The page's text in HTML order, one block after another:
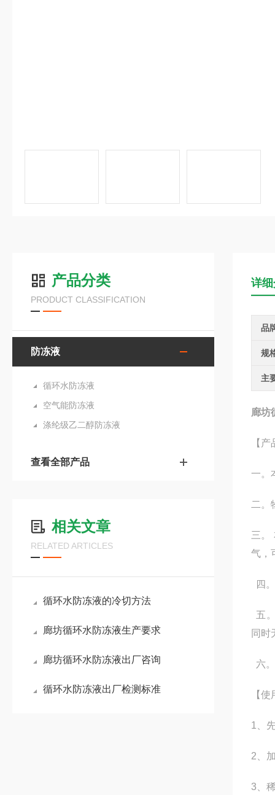
产品分类
PRODUCT CLASSIFICATION
防冻液
循环水防冻液
空气能防冻液
涤纶级乙二醇防冻液
查看全部产品
相关文章
RELATED ARTICLES
循环水防冻液的冷切方法
廊坊循环水防冻液生产要求
廊坊循环水防冻液出厂咨询
循环水防冻液出厂检测标准
详
品
规
主
廊坊
【
一。
二。
三。
气，
四
五
同时
六
【
1、
2、
3、